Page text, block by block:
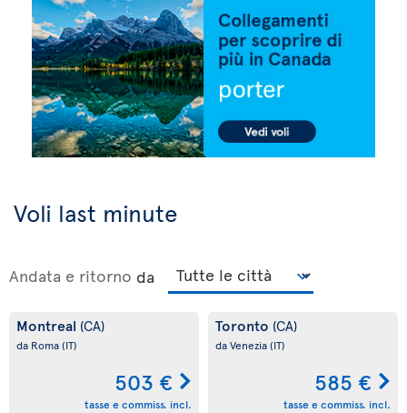
Voli last minute
Andata e ritorno da
Montreal (CA)
da Roma(IT)
503 €
tasse e commiss. incl.
Toronto (CA)
da Venezia(IT)
585 €
tasse e commiss. incl.